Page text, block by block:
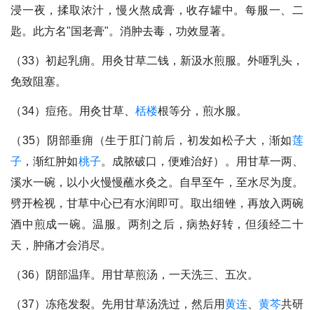
浸一夜，揉取浓汁，慢火熬成膏，收存罐中。每服一、二
匙。此方名"国老膏"。消肿去毒，功效显著。
（33）初起乳痈。用灸甘草二钱，新汲水煎服。外咂乳头，
免致阻塞。
（34）痘疮。用灸甘草、 栝楼根等分，煎水服。
（35）阴部垂痈（生于肛门前后，初发如松子大，渐如莲
子 ，渐红肿如桃子。成脓破口，便难治好）。用甘草一两、
溪水一碗，以小火慢慢蘸水灸之。自早至午，至水尽为度。
劈开检视，甘草中心已有水润即可。取出细锉，再放入两碗
酒中煎成一碗。温服。两剂之后，病热好转，但须经二十
天，肿痛才会消尽。
（36）阴部温痒。用甘草煎汤，一天洗三、五次。
（37）冻疮发裂。先用甘草汤洗过，然后用黄连 黄芩共研